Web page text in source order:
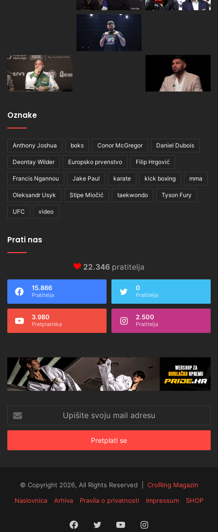
Oznake
Anthony Joshua boks Conor McGregor Daniel Dubois
Deontay Wilder Europsko prvenstvo Filip Hrgović
Francis Ngannou Jake Paul karate kick boxing mma
Oleksandr Usyk Stipe Miočić taekwondo Tyson Fury
UFC video
Prati nas
22.346 pratitelja
15.866
Pratitelja
0
Pratitelja
3.980
Pretplatnika
2.500
Pratitelja
svoju
mail
© Copyright 2026, All Rights Reserved | CroRing Magazin
Naslovnica
Arhiva Pravila o privatnosti Impressum SHOP
Facebook
TwitterYouTubeInstagram